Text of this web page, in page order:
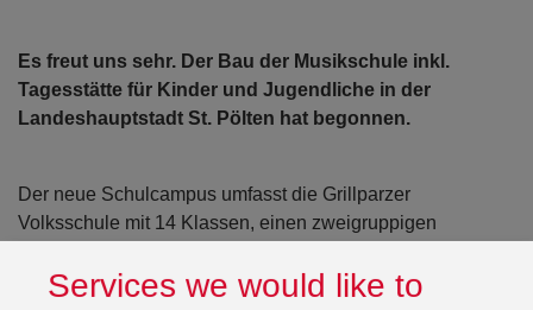
Es freut uns sehr. Der Bau der Musikschule inkl.
Tagesstätte für Kinder und Jugendliche in der
Landeshauptstadt St. Pölten hat begonnen.
Der neue Schulcampus umfasst die Grillparzer
Volksschule mit 14 Klassen, einen zweigruppigen
mehr als 2.000 SchülerInnen. Die Musik- und Kunstschule
Services we would like to